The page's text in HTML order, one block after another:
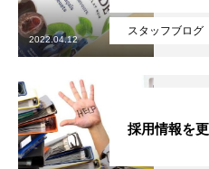
会社沿革
採用情報
採用情報 – スマートフォンアプリ
スタッフブログ
2022.04.12
採用情報を